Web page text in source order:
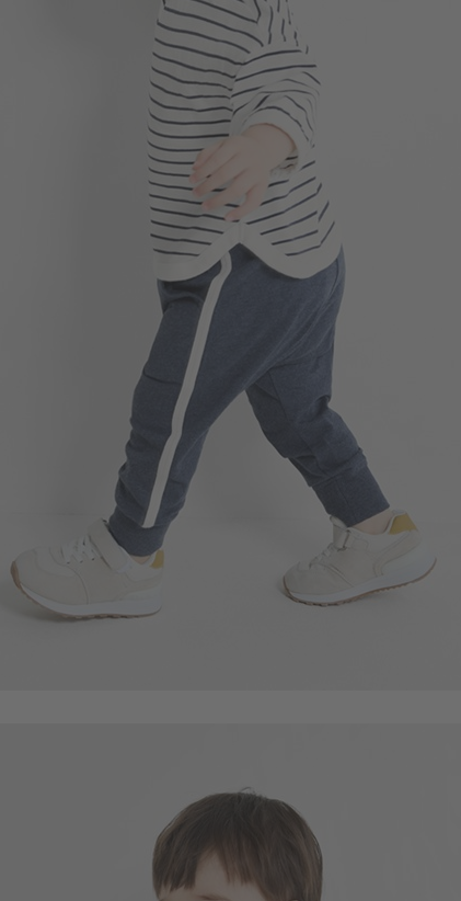
$ $ 249
$188 $ 199